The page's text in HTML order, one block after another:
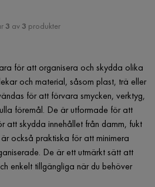
3 av3 produkter
för att organisera och skydda olika
och material, såsom plast, trä eller
för att förvara smycken, verktyg,
föremål. De är utformade för att
att skydda innehållet från damm, fukt
också praktiska för att minimera
De är ett utmärkt sätt att
enkelt tillgängliga när du behöver